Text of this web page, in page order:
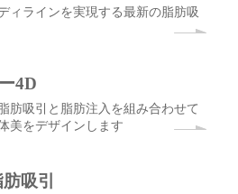
ィラインを実現する最新の脂肪吸
4D
肪吸引と脂肪注入を組み合わせて
美をデザインします
吸引